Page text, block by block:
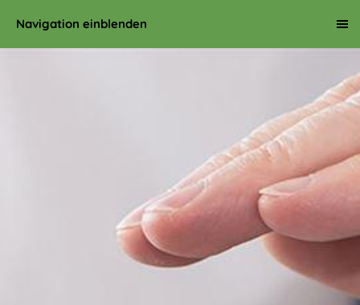
Navigation einblenden